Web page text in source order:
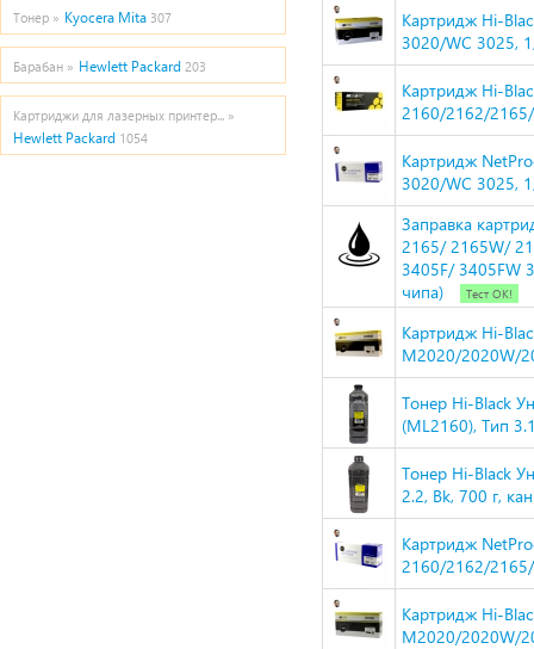
Тонер » Kyocera Mita 307
Барабан » Hewlett Packard 203
Картриджи для лазерных принтер... »
Hewlett Packard 1054
Картридж Hi-
3020/WC 3025,
Картридж Hi-
2160/2162/
Картридж
3020/WC 3025,
Заправка
2165/ 2165W/
3405F/ 3405FW
чипа)
Тест ОК!
Картридж Hi-
M2020/2020W/
Тонер Hi-Black
(ML2160), Тип
Тонер Hi-Black
2.2, Bk, 700 г,
Картридж
2160/2162/
Картридж Hi-
M2020/2020W/